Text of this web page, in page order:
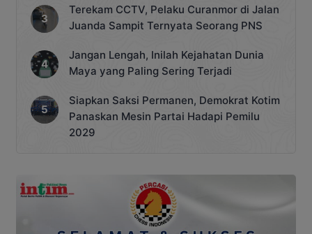
Terekam CCTV, Pelaku Curanmor di Jalan
Juanda Sampit Ternyata Seorang PNS
Jangan Lengah, Inilah Kejahatan Dunia
Maya yang Paling Sering Terjadi
Siapkan Saksi Permanen, Demokrat Kotim
Panaskan Mesin Partai Hadapi Pemilu
2029